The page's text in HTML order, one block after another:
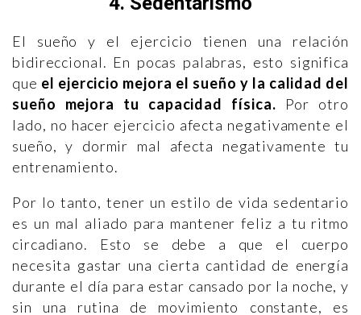
El sueño y el ejercicio tienen una relación
bidireccional. En pocas palabras, esto significa
que el ejercicio mejora el sueño y la calidad del
sueño mejora tu capacidad física. Por otro
lado, no hacer ejercicio afecta negativamente el
sueño, y dormir mal afecta negativamente tu
entrenamiento.
Por lo tanto, tener un estilo de vida sedentario
es un mal aliado para mantener feliz a tu ritmo
circadiano. Esto se debe a que el cuerpo
necesita gastar una cierta cantidad de energía
durante el día para estar cansado ​​por la noche, y
sin una rutina de movimiento constante, es